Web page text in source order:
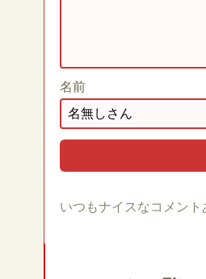
名前
いつもナイスなコメント